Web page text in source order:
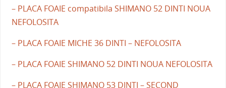
– PLACA FOAIE compatibila SHIMANO 52 DINTI NOUA
NEFOLOSITA
– PLACA FOAIE MICHE 36 DINTI – NEFOLOSITA
– PLACA FOAIE SHIMANO 52 DINTI NOUA NEFOLOSITA
– PLACA FOAIE SHIMANO 53 DINTI – SECOND